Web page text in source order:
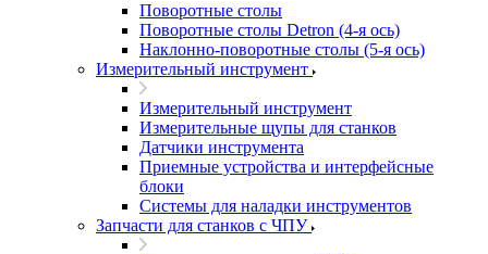
Поворотные столы
Поворотные столы Detron (4-я ось)
Наклонно-поворотные столы (5-я ось)
Измерительный инструмент
Измерительный инструмент
Измерительные щупы для станков
Датчики инструмента
Приемные устройства и интерфейсные
блоки
Системы для наладки инструментов
Запчасти для станков с ЧПУ